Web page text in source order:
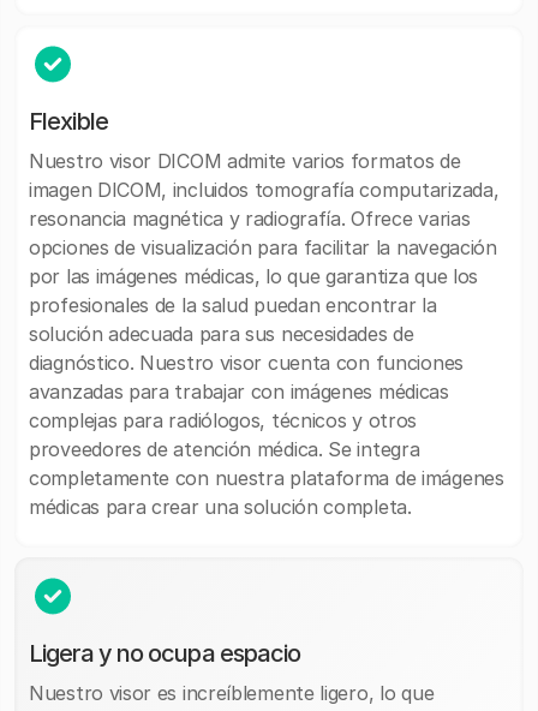
Flexible
Nuestro visor DICOM admite varios formatos de
imagen DICOM, incluidos tomografía computarizada,
resonancia magnética y radiografía. Ofrece varias
opciones de visualización para facilitar la navegación
por las imágenes médicas, lo que garantiza que los
profesionales de la salud puedan encontrar la
solución adecuada para sus necesidades de
diagnóstico. Nuestro visor cuenta con funciones
avanzadas para trabajar con imágenes médicas
complejas para radiólogos, técnicos y otros
proveedores de atención médica. Se integra
completamente con nuestra plataforma de imágenes
médicas para crear una solución completa.
Ligera y no ocupa espacio
Nuestro visor es increíblemente ligero, lo que